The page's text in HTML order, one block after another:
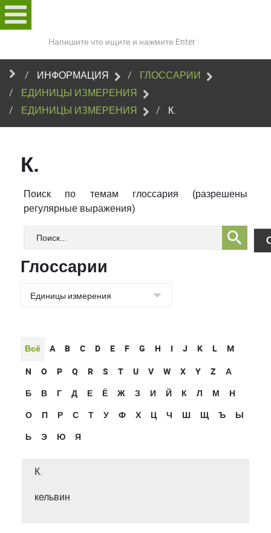
сайту
ИНФОРМАЦИЯ
ГЛОССАРИИ
ЕДИНИЦЫ ИЗМЕРЕНИЯ
ЕДИНИЦЫ ИЗМЕРЕНИЯ
К.
К.
Поиск по темам глоссария (разрешены
регулярные выражения)
Глоссарии
Всё A B C D E F G H I J K L
M
N
O P Q R S T U V W X Y Z
А
Б
В Г Д Е Ё Ж З И Й К Л М
Н
О
П Р С Т У Ф Х Ц Ч Ш Щ Ъ
Ы
Ь
Э Ю Я
К.
кельвин